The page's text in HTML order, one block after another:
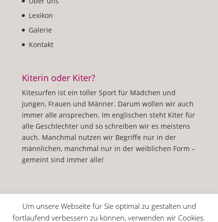
Lexikon
Galerie
Kontakt
Kiterin oder Kiter?
Kitesurfen ist ein toller Sport für Mädchen und
Jungen, Frauen und Männer. Darum wollen wir auch
immer alle ansprechen. Im englischen steht Kiter für
alle Geschlechter und so schreiben wir es meistens
auch. Manchmal nutzen wir Begriffe nur in der
männlichen, manchmal nur in der weiblichen Form –
gemeint sind immer alle!
Impressum Datenschutzerklärung
Um unsere Webseite für Sie optimal zu gestalten und
fortlaufend verbessern zu können, verwenden wir Cookies.